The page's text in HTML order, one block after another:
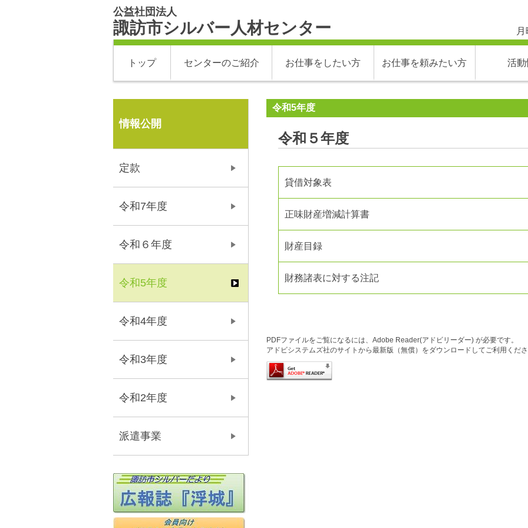
公益社団法人
諏訪市シルバー人材センター
トップ センターのご紹介 お仕事をしたい方 お仕事を頼みたい方 活動
令和5年度
令和５年度
貸借対象表
正味財産増減計算書
財産目録
財務諸表に対する注記
PDFファイルをご覧になるには、Adobe Reader(アドビリーダー) が必要です。
アドビシステムズ社のサイトから最新版（無償）をダウンロードしてご利用くださ
情報公開
定款
令和7年度
令和６年度
令和5年度
令和4年度
令和3年度
令和2年度
派遣事業